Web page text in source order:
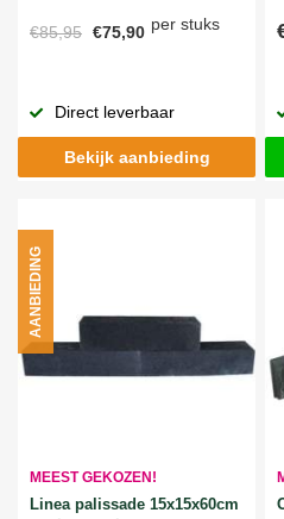
€85,95 €75,90 per stuks
Direct leverbaar
Bekijk aanbieding
MEEST GEKOZEN!
Linea palissade 15x15x60cm
AANBIEDING